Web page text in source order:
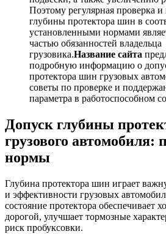
Поэтому регулярная проверка
глубины протектора шин в
установленными нормами
частью обязанностей владельца
грузовика.Название сайта
подробную информацию о
протектора шин грузовых
советы по проверке и
параметра в работоспособном
Допуск глубины
грузового автомобиля:
нормы
Глубина протектора шин играет
и эффективности грузовых
состояние протектора обеспечивает
дорогой, улучшает тормозные
риск пробуксовки.